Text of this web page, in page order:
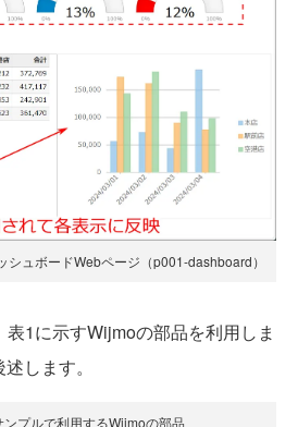
ュボードWebページ（p001-dashboard）
1に示すWijmoの部品を利用しま
します。
プルで利用するWijmoの部品